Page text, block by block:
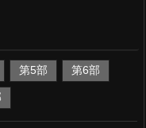
第5部 第6部